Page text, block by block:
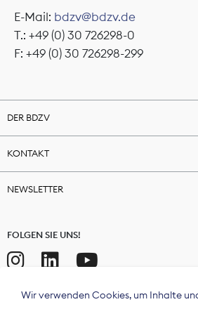
E-Mail: bdzv@bdzv.de
T.: +49 (0) 30 726298-0
F: +49 (0) 30 726298-299
DER BDZV
KONTAKT
NEWSLETTER
FOLGEN SIE UNS!
Wir verwenden Cookies, um Inhalte